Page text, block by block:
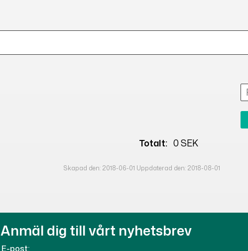
Totalt: 0 SEK
Skapad den: 2018-06-01 Uppdaterad den: 2018-08-01
Anmäl dig till vårt nyhetsbrev
E-post: